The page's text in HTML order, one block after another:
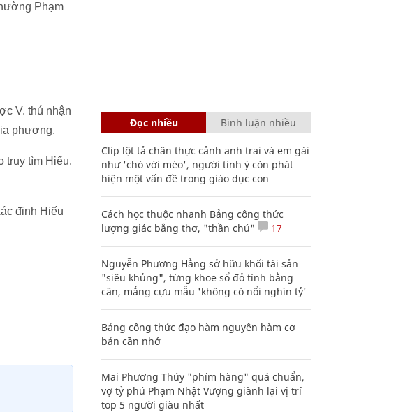
Phạm
V. thú nhận
phương.
truy tìm Hiếu.
định Hiếu
Đọc nhiều Bình luận nhiều
Clip lột tả chân thực cảnh anh trai và em gái
như 'chó với mèo', người tinh ý còn phát
hiện một vấn đề trong giáo dục con
Cách học thuộc nhanh Bảng công thức
lượng giác bằng thơ, "thần chú"
17
Nguyễn Phương Hằng sở hữu khối tài sản
"siêu khủng", từng khoe sổ đỏ tính bằng
cân, mắng cựu mẫu 'không có nổi nghìn tỷ'
Bảng công thức đạo hàm nguyên hàm cơ
bản cần nhớ
Mai Phương Thúy "phím hàng" quá chuẩn,
vợ tỷ phú Phạm Nhật Vượng giành lại vị trí
top 5 người giàu nhất